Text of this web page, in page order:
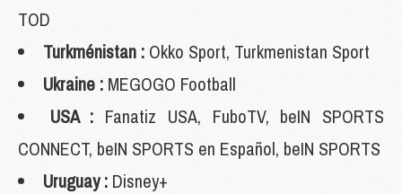
TOD
Turkménistan : Okko Sport, Turkmenistan Sport
Ukraine : MEGOGO Football
USA : Fanatiz USA, FuboTV, beIN SPORTS
CONNECT, beIN SPORTS en Español, beIN SPORTS
Uruguay : Disney+